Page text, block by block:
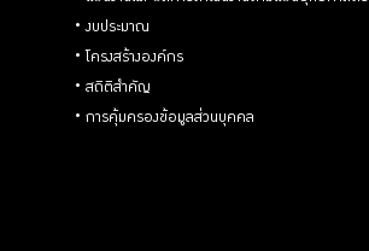
งบประมาณ
โครงสร้างองค์กร
สถิติสำคัญ
การคุ้มครองข้อมูลส่วนบุคคล